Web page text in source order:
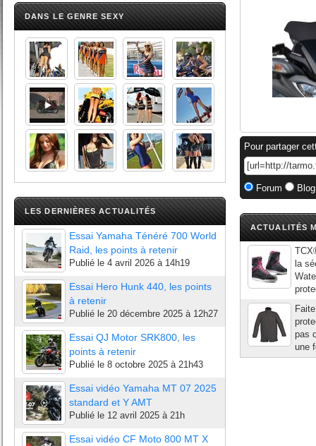
DANS LE GENRE SEXY
LES DERNIÈRES ACTUALITÉS
Essai Yamaha Ténéré 700 World
Raid, les points à retenir
Publié le 4 avril 2026 à 14h19
Essai Hero Hunk 440, les points
à retenir
Publié le 20 décembre 2025 à 12h27
Essai QJ Motor SRK800, les
points à retenir
Publié le 8 octobre 2025 à 21h43
Essai vidéo Yamaha MT 07 2025
standard et Y AMT
Publié le 12 avril 2025 à 21h
Essai vidéo CF Moto 800 MT X
Pour partager
Forum
ACTUALITÉS
la
pas
une